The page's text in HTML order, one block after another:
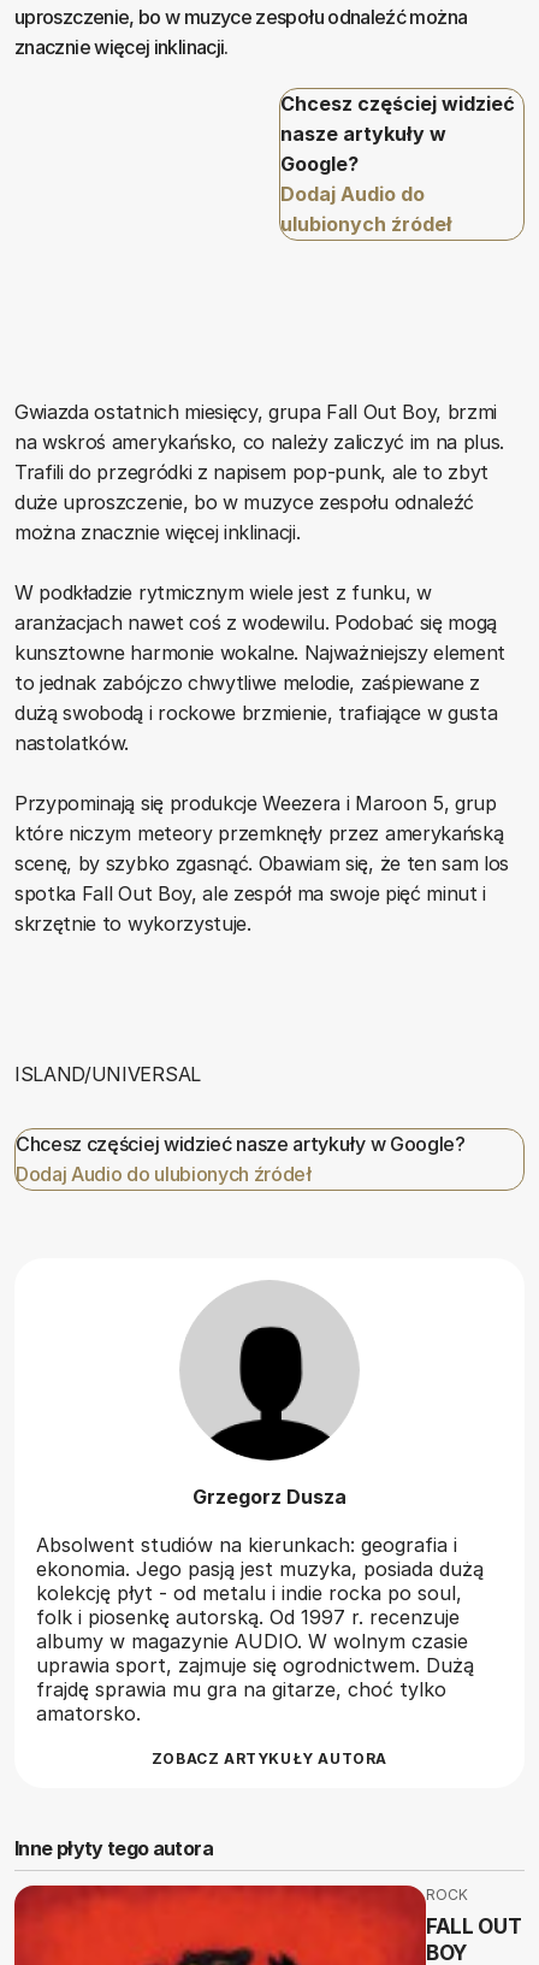
uproszczenie, bo w muzyce zespołu odnaleźć można
znacznie więcej inklinacji.
Chcesz częściej widzieć
nasze artykuły w
Google?
Dodaj Audio do
ulubionych źródeł
Gwiazda ostatnich miesięcy, grupa Fall Out Boy, brzmi
na wskroś amerykańsko, co należy zaliczyć im na plus.
Trafili do przegródki z napisem pop-punk, ale to zbyt
duże uproszczenie, bo w muzyce zespołu odnaleźć
można znacznie więcej inklinacji.
W podkładzie rytmicznym wiele jest z funku, w
aranżacjach nawet coś z wodewilu. Podobać się mogą
kunsztowne harmonie wokalne. Najważniejszy element
to jednak zabójczo chwytliwe melodie, zaśpiewane z
dużą swobodą i rockowe brzmienie, trafiające w gusta
nastolatków.
Przypominają się produkcje Weezera i Maroon 5, grup
które niczym meteory przemknęły przez amerykańską
scenę, by szybko zgasnąć. Obawiam się, że ten sam los
spotka Fall Out Boy, ale zespół ma swoje pięć minut i
skrzętnie to wykorzystuje.
ISLAND/UNIVERSAL
Chcesz częściej widzieć nasze artykuły w Google?
Dodaj Audio do ulubionych źródeł
Grzegorz Dusza
Absolwent studiów na kierunkach: geografia i
ekonomia. Jego pasją jest muzyka, posiada dużą
kolekcję płyt - od metalu i indie rocka po soul,
folk i piosenkę autorską. Od 1997 r. recenzuje
albumy w magazynie AUDIO. W wolnym czasie
uprawia sport, zajmuje się ogrodnictwem. Dużą
frajdę sprawia mu gra na gitarze, choć tylko
amatorsko.
ZOBACZ ARTYKUŁY AUTORA
Inne płyty tego autora
ROCK
FALL OUT
BOY